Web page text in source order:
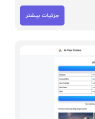
جزئیات بیشتر